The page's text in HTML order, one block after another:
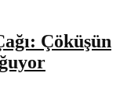
Çöküşün